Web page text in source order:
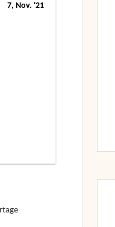
7, Nov. '217.